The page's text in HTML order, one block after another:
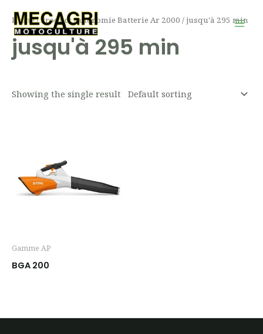
contenu
Home/ Product Autonomie Batterie Ar 2000 / jusqu'à 295 min
jusqu'à 295 min
Showing the single result
Gamme AP
BGA 200